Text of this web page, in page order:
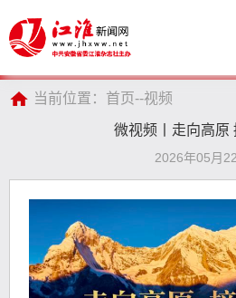
当前位置： 首页--视频
微视频丨走向高原
2026年05月